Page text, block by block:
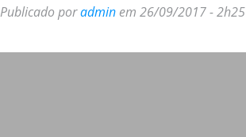
Publicado poradmin em 26/09/2017 - 2h25